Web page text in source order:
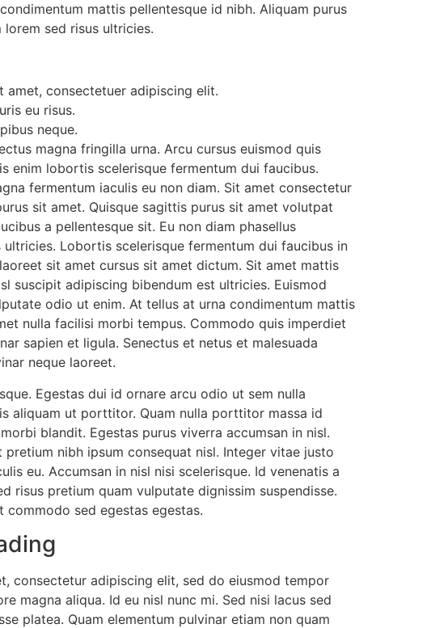
mattis pellentesque id nibh. Aliquam purus
sed risus ultricies.
amet, consectetuer adipiscing elit.
eu risus.
neque.
magna fringilla urna. Arcu cursus euismod quis
enim lobortis scelerisque fermentum dui faucibus.
fermentum iaculis eu non diam. Sit amet consectetur
sit amet. Quisque sagittis purus sit amet volutpat
a pellentesque sit. Eu non diam phasellus
Lobortis scelerisque fermentum dui faucibus in
sit amet cursus sit amet dictum. Sit amet mattis
suscipit adipiscing bibendum est ultricies. Euismod
odio ut enim. At tellus at urna condimentum mattis
nulla facilisi morbi tempus. Commodo quis imperdiet
sapien et ligula. Senectus et netus et malesuada
neque laoreet.
Egestas dui id ornare arcu odio ut sem nulla
aliquam ut porttitor. Quam nulla porttitor massa id
blandit. Egestas purus viverra accumsan in nisl.
pretium nibh ipsum consequat nisl. Integer vitae justo
eu. Accumsan in nisl nisi scelerisque. Id venenatis a
risus pretium quam vulputate dignissim suspendisse.
commodo sed egestas egestas.
consectetur adipiscing elit, sed do eiusmod tempor
magna aliqua. Id eu nisl nunc mi. Sed nisi lacus sed
platea. Quam elementum pulvinar etiam non quam